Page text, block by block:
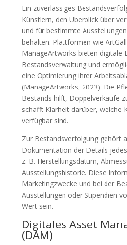
Ein zuverlässiges
Künstlern, den Überblick über
und für bestimmte
behalten. Plattformen wie
ManageArtworks bieten digitale
Bestandsverwaltung und
eine Optimierung ihrer
(ManageArtworks, 2023). Die
Bestands hilft, Doppelverkäufe
schafft Klarheit darüber, welche
verfügbar sind.
Zur Bestandsverfolgung gehört
Dokumentation der Details
z. B. Herstellungsdatum,
Ausstellungshistorie. Diese
Marketingzwecke und bei der
Ausstellungen oder Stipendien
Wert sein.
Digitales Asset
(DAM)